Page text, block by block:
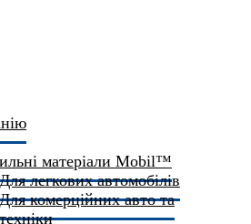
матеріали Mobil™
Для легкових автомобілів
Для комерційних авто та
техніки